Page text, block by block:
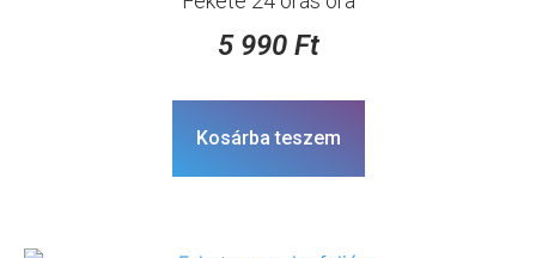
5 990 Ft
Kosárba teszem